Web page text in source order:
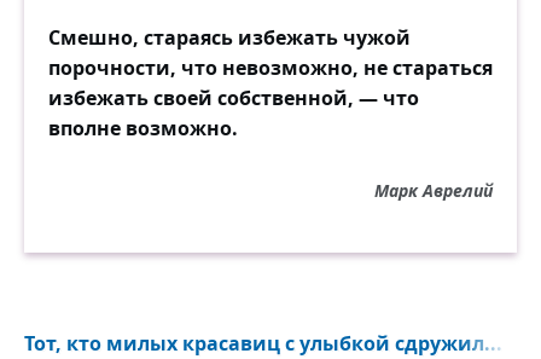
Смешно, стараясь избежать чужой
порочности, что невозможно, не стараться
избежать своей собственной, — что
вполне возможно.
Марк Аврелий
Тот, кто милых красавиц с улыбкой сдружил...